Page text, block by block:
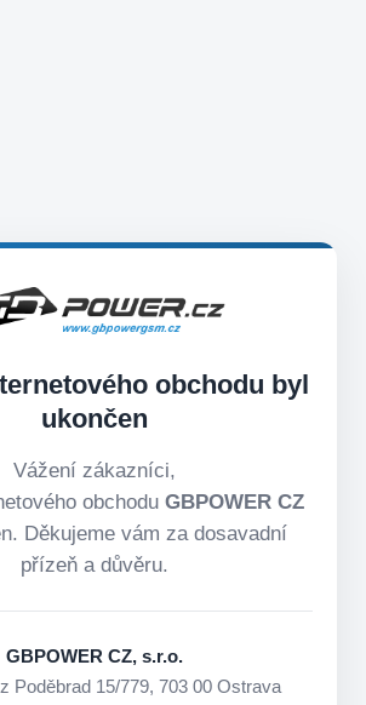
obchodu byl
ukončen
Vážení zákazníci,
obchodu GBPOWER CZ
Děkujeme vám za dosavadní
přízeň a důvěru.
GBPOWER CZ, s.r.o.
Poděbrad 15/779, 703 00 Ostrava